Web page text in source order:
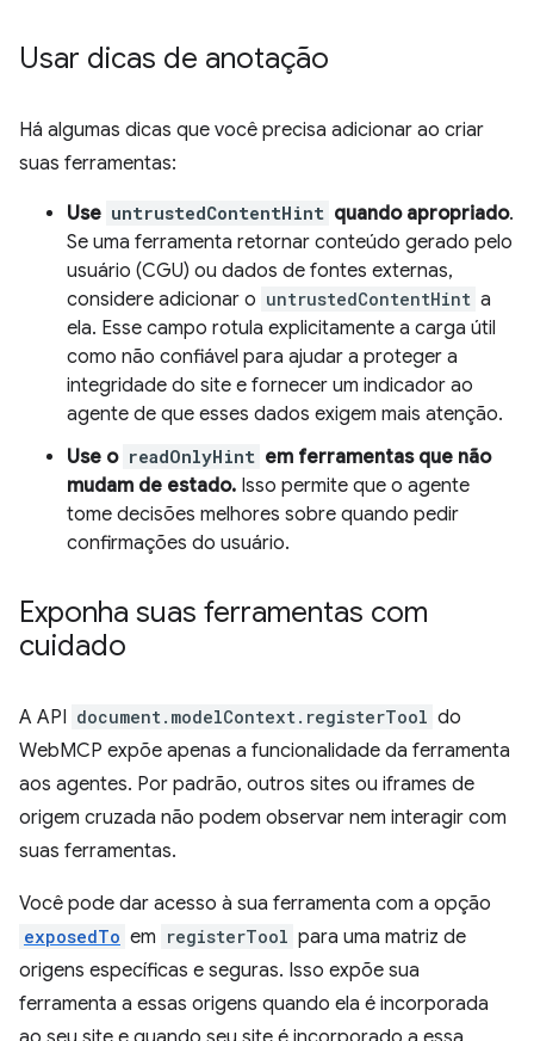
Usar dicas de anotação
Há algumas dicas que você precisa adicionar ao criar
suas ferramentas:
Use untrustedContentHint quando apropriado.
Se uma ferramenta retornar conteúdo gerado pelo
usuário (CGU) ou dados de fontes externas,
considere adicionar o untrustedContentHint a
ela. Esse campo rotula explicitamente a carga útil
como não confiável para ajudar a proteger a
integridade do site e fornecer um indicador ao
agente de que esses dados exigem mais atenção.
Use o readOnlyHint em ferramentas que não
mudam de estado. Isso permite que o agente
tome decisões melhores sobre quando pedir
confirmações do usuário.
Exponha suas ferramentas com
cuidado
A API document.modelContext.registerTool do
WebMCP expõe apenas a funcionalidade da ferramenta
aos agentes. Por padrão, outros sites ou iframes de
origem cruzada não podem observar nem interagir com
suas ferramentas.
Você pode dar acesso à sua ferramenta com a opção
exposedTo em registerTool para uma matriz de
origens específicas e seguras. Isso expõe sua
ferramenta a essas origens quando ela é incorporada